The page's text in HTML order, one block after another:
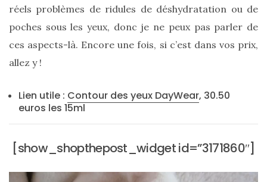
choisir
02/05/2026
CATÉGORIES
réels problèmes de ridules de déshydratation ou de
poches sous les yeux, donc je ne peux pas parler de
ces aspects-là. Encore une fois, si c’est dans vos prix,
allez y !
Lien utile : Contour des yeux DayWear, 30.50
euros les 15ml
[show_shopthepost_widget id=”3171860″]